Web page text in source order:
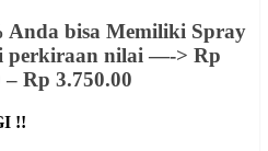
Anda bisa Memiliki Spray
perkiraan nilai —-> Rp
– Rp 3.750.00
!!